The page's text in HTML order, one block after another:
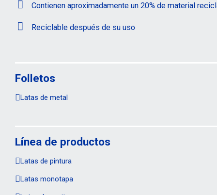
Contienen aproximadamente un 20% de material
Reciclable después de su uso
Folletos
Latas de metal
Línea de productos
Latas de pintura
Latas monotapa